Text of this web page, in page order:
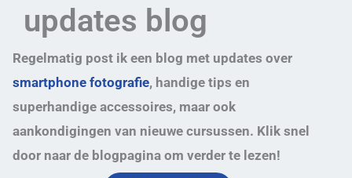
updates blog
Regelmatig post ik een blog met updates over
smartphone fotografie, handige tips en
superhandige accessoires, maar ook
aankondigingen van nieuwe cursussen. Klik snel
door naar de blogpagina om verder te lezen!